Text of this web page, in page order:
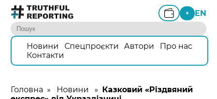
+ EN
Новини Спецпроєкти Автори
Про нас
Контакти
Головна » Новини » Казковий «Різдвяний